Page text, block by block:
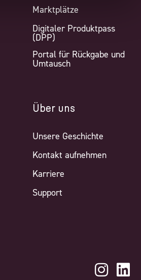
Marktplätze
Digitaler Produktpass
(DPP)
Portal für Rückgabe und
Umtausch
Über uns
Unsere Geschichte
Kontakt aufnehmen
Karriere
Support